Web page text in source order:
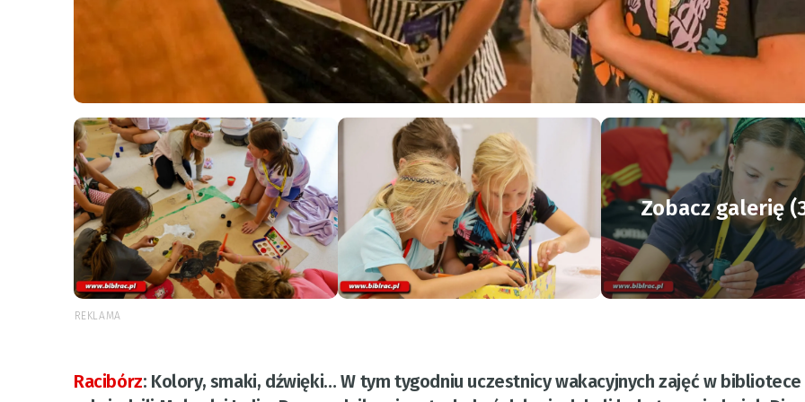
Zobacz galerię
REKLAMA
Racibórz: Kolory, smaki, dźwięki… W tym tygodniu uczestnicy wakacyjnych zajęć w bibliotece